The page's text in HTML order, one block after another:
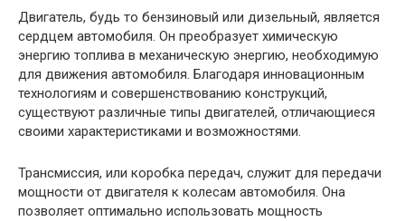
Двигатель, будь то бензиновый или дизельный, является
сердцем автомобиля. Он преобразует химическую
энергию топлива в механическую энергию, необходимую
для движения автомобиля. Благодаря инновационным
технологиям и совершенствованию конструкций,
существуют различные типы двигателей, отличающиеся
своими характеристиками и возможностями.
Трансмиссия, или коробка передач, служит для передачи
мощности от двигателя к колесам автомобиля. Она
позволяет оптимально использовать мощность